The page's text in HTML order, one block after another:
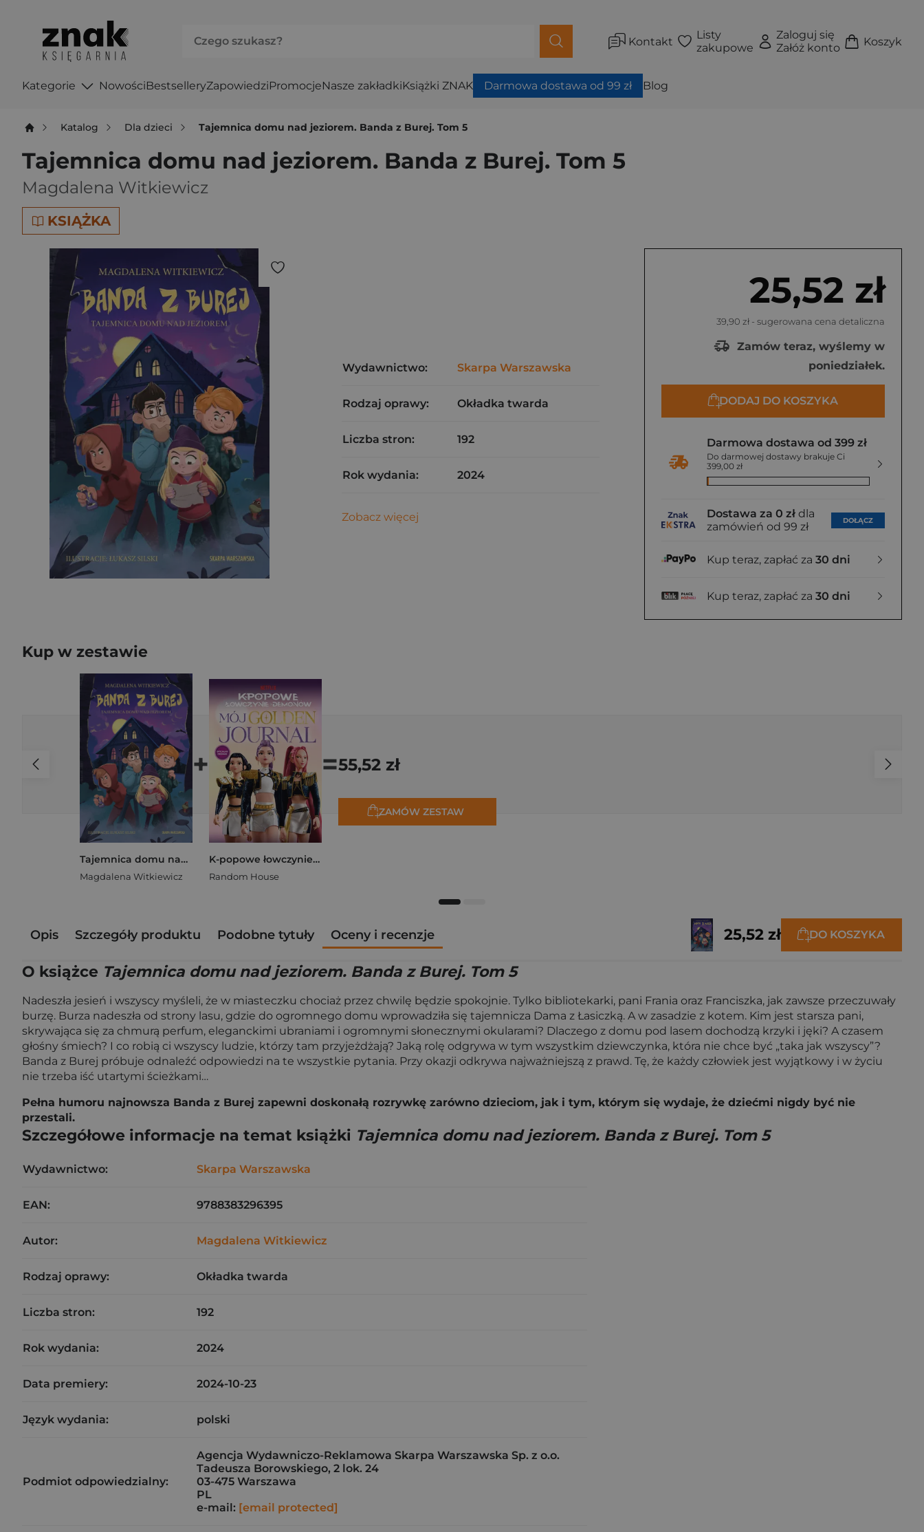
Kontakt
Listy
zakupowe
Zaloguj się
Załóż konto
Koszyk
Kategorie NowościBestselleryZapowiedziPromocjeNasze zakładkiKsiążki ZNAK Darmowa dostawa od 99 zł Blog
Katalog Dla dzieci Tajemnica domu nad jeziorem. Banda z Burej. Tom 5
Tajemnica domu nad jeziorem. Banda z Burej. Tom 5
Magdalena Witkiewicz
KSIĄŻKA
25,52 zł
39,90 zł - sugerowana cena detaliczna
Zamów teraz, wyślemy w
poniedziałek.
DODAJ DO KOSZYKA
Darmowa dostawa od 399 zł
Do darmowej dostawy brakuje Ci
399,00 zł
Dostawa za 0 zł dla
zamówień od 99 zł
DOŁĄCZ
Kup teraz, zapłać za 30 dni
Kup teraz, zapłać za 30 dni
Wydawnictwo: Skarpa Warszawska
Rodzaj oprawy: Okładka twarda
Liczba stron: 192
Rok wydania: 2024
Zobacz więcej
Kup w zestawie
Tajemnica domu nad jeziorem. Banda z Burej. Tom 5
Magdalena Witkiewicz
+
K-popowe łowczynie demonów. Mój golden journal. Oficjalny dziennik
Random House
=55,52 zł
ZAMÓW ZESTAW
Opis Szczegóły produktu Podobne tytuły Oceny i recenzje 25,52 zł DO KOSZYKA
O książce Tajemnica domu nad jeziorem. Banda z Burej. Tom 5
Nadeszła jesień i wszyscy myśleli, że w miasteczku chociaż przez chwilę będzie spokojnie. Tylko bibliotekarki, pani Frania oraz Franciszka, jak zawsze przeczuwały
burzę. Burza nadeszła od strony lasu, gdzie do ogromnego domu wprowadziła się tajemnicza Dama z Łasiczką. A w zasadzie z kotem. Kim jest starsza pani,
skrywająca się za chmurą perfum, eleganckimi ubraniami i ogromnymi słonecznymi okularami? Dlaczego z domu pod lasem dochodzą krzyki i jęki? A czasem
głośny śmiech? I co robią ci wszyscy ludzie, którzy tam przyjeżdżają? Jaką rolę odgrywa w tym wszystkim dziewczynka, która nie chce być „taka jak wszyscy”?
Banda z Burej próbuje odnaleźć odpowiedzi na te wszystkie pytania. Przy okazji odkrywa najważniejszą z prawd. Tę, że każdy człowiek jest wyjątkowy i w życiu
nie trzeba iść utartymi ścieżkami…
Pełna humoru najnowsza Banda z Burej zapewni doskonałą rozrywkę zarówno dzieciom, jak i tym, którym się wydaje, że dziećmi nigdy być nie
przestali.
Szczegółowe informacje na temat książki Tajemnica domu nad jeziorem. Banda z Burej. Tom 5
Wydawnictwo: Skarpa Warszawska
EAN: 9788383296395
Autor: Magdalena Witkiewicz
Rodzaj oprawy: Okładka twarda
Liczba stron: 192
Rok wydania: 2024
Data premiery: 2024-10-23
Język wydania: polski
Podmiot odpowiedzialny:
Agencja Wydawniczo-Reklamowa Skarpa Warszawska Sp. z o.o.
Tadeusza Borowskiego, 2 lok. 24
03-475 Warszawa
PL
e-mail: [email protected]